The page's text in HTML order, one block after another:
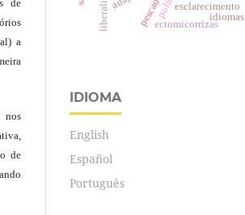
de
a
nos
de
esclarecimento
ectomicorrizas
idiomas
IDIOMA
English
Español
Português